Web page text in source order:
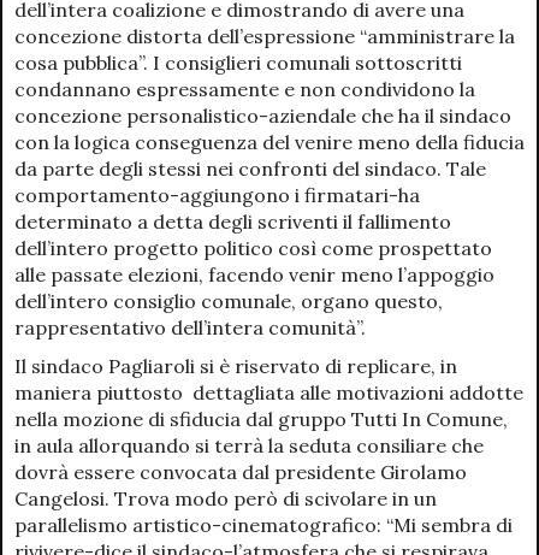
dell’intera coalizione e dimostrando di avere una
concezione distorta dell’espressione “amministrare la
cosa pubblica”. I consiglieri comunali sottoscritti
condannano espressamente e non condividono la
concezione personalistico-aziendale che ha il sindaco
con la logica conseguenza del venire meno della fiducia
da parte degli stessi nei confronti del sindaco. Tale
comportamento-aggiungono i firmatari-ha
determinato a detta degli scriventi il fallimento
dell’intero progetto politico così come prospettato
alle passate elezioni, facendo venir meno l’appoggio
dell’intero consiglio comunale, organo questo,
rappresentativo dell’intera comunità”.
Il sindaco Pagliaroli si è riservato di replicare, in
maniera piuttosto dettagliata alle motivazioni addotte
nella mozione di sfiducia dal gruppo Tutti In Comune,
in aula allorquando si terrà la seduta consiliare che
dovrà essere convocata dal presidente Girolamo
Cangelosi. Trova modo però di scivolare in un
parallelismo artistico-cinematografico: “Mi sembra di